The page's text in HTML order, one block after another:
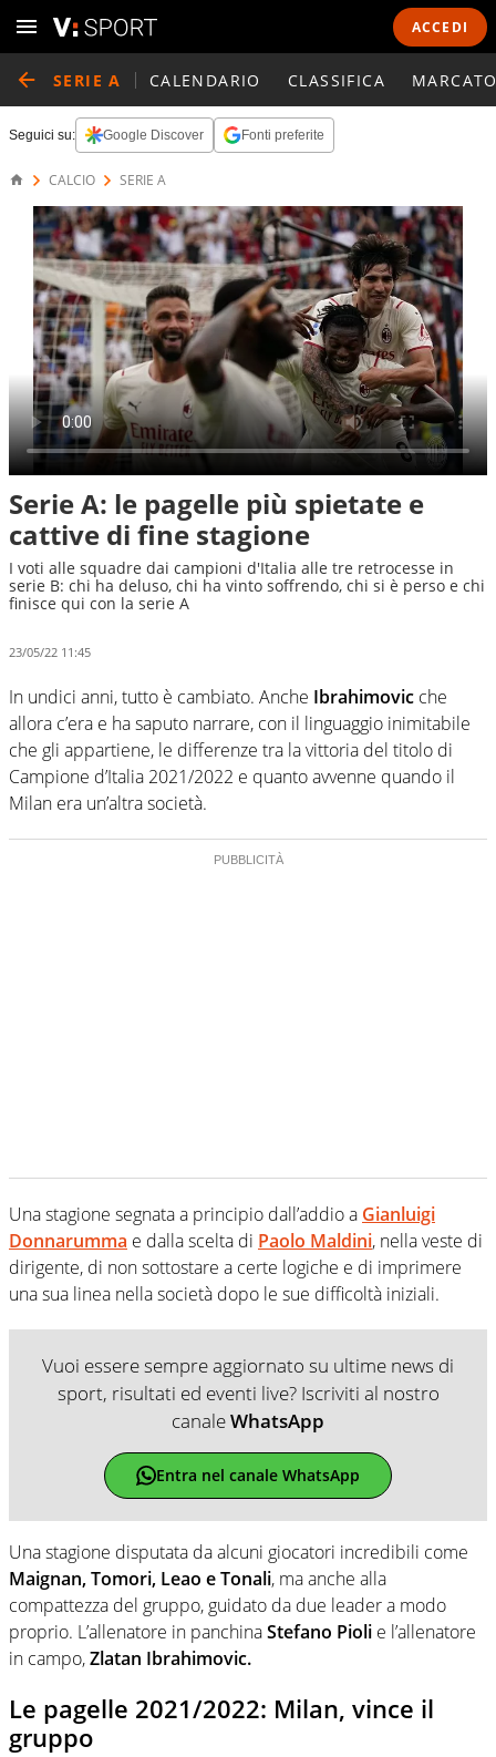
ACCEDI
SERIE A CALENDARIO CLASSIFICA
Seguici su: Google Discover Fonti preferite
CALCIO SERIE A
Serie A: le pagelle più spietate e
cattive di fine stagione
I voti alle squadre dai campioni d'Italia alle tre retrocesse in
serie B: chi ha deluso, chi ha vinto soffrendo, chi si è perso e chi
finisce qui con la serie A
23/05/22 11:45
In undici anni, tutto è cambiato. Anche Ibrahimovic che
allora c’era e ha saputo narrare, con il linguaggio inimitabile
che gli appartiene, le differenze tra la vittoria del titolo di
Campione d’Italia 2021/2022 e quanto avvenne quando il
Milan era un’altra società.
Una stagione segnata a principio dall’addio a Gianluigi
Donnarumma e dalla scelta di Paolo Maldini, nella veste di
dirigente, di non sottostare a certe logiche e di imprimere
una sua linea nella società dopo le sue difficoltà iniziali.
Vuoi essere sempre aggiornato su ultime news di
sport, risultati ed eventi live? Iscriviti al nostro
canaleWhatsApp
Entra nel canale WhatsApp
Una stagione disputata da alcuni giocatori incredibili come
Maignan, Tomori, Leao e Tonali, ma anche alla
compattezza del gruppo, guidato da due leader a modo
proprio. L’allenatore in panchinaStefano Pioli e l’allenatore
in campo,Zlatan Ibrahimovic.
Le pagelle 2021/2022: Milan, vince il
gruppo